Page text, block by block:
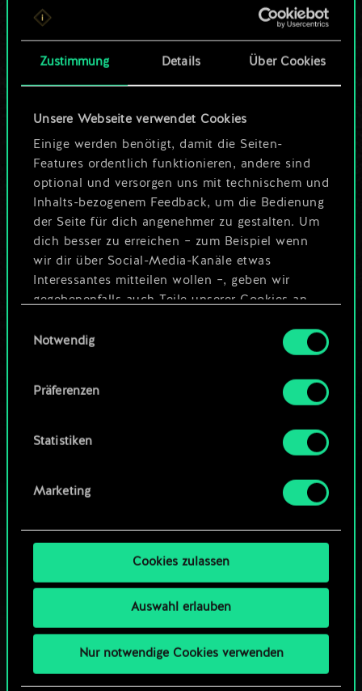
Zustimmung Details Über Cookies
Unsere Webseite verwendet Cookies
Einige werden benötigt, damit die Seiten-
Features ordentlich funktionieren, andere sind
optional und versorgen uns mit technischem und
Inhalts-bezogenem Feedback, um die Bedienung
der Seite für dich angenehmer zu gestalten. Um
dich besser zu erreichen – zum Beispiel wenn
wir dir über Social-Media-Kanäle etwas
Interessantes mitteilen wollen –, geben wir
gegebenenfalls auch Teile unserer Cookies an
Cookies erfordert allerdings deine Zustimmung.
Alle Details zu unserer Nutzung von Cookies
findest du unten im Menü „Einstellungen“, wo
um das Thema Cookies ändern kannst.
Notwendig
Präferenzen
Statistiken
Marketing
Cookies zulassen
Auswahl erlauben
Nur notwendige Cookies verwenden
ein geteilter Satz
Karten.
mehr sein kann!
Deck benennen und Leitfaden
Deck bearbeiten
WIE WÄR’S MIT EINER RUNDE GWENT?